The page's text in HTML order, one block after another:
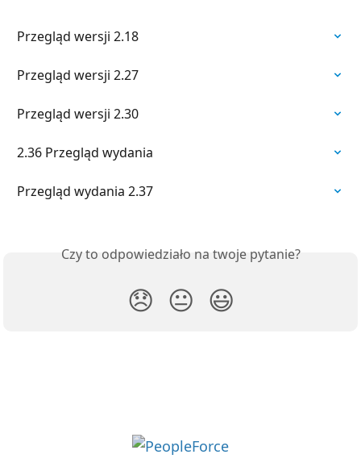
Przegląd wersji 2.18
Przegląd wersji 2.27
Przegląd wersji 2.30
2.36 Przegląd wydania
Przegląd wydania 2.37
Czy to odpowiedziało na twoje pytanie?
😞 😐 😃